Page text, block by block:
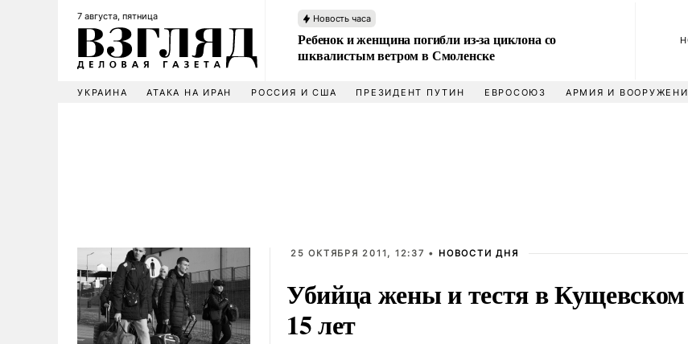
7 августа, пятница Новость часа
Ребенок и женщина погибли из-за циклона со
шквалистым ветром в Смоленске
УКРАИНА АТАКА НА ИРАН РОССИЯ И США ПРЕЗИДЕНТ ПУТИН ЕВРОСОЮЗ АРМИЯ И
25 ОКТЯБРЯ 2011, 12:37 • НОВОСТИ ДНЯ
Убийца жены и тестя в
15 лет